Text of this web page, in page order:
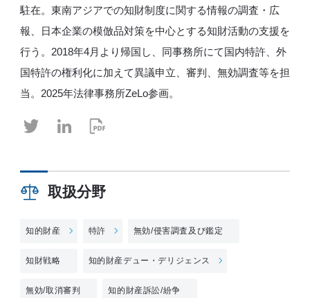
駐在。東南アジアでの知財制度に関する情報の調査・広
報、日本企業の模倣品対策を中心とする知財活動の支援を
行う。2018年4月より帰国し、同事務所にて国内特許、外
国特許の権利化に加えて異議申立、審判、無効調査等を担
当。2025年法律事務所ZeLo参画。
取扱分野
知的財産 特許 無効/侵害調査及び鑑定
知財戦略 知的財産デュー・デリジェンス
無効/取消審判 知的財産訴訟/紛争